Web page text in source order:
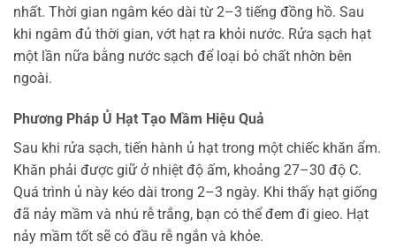
nhất. Thời gian ngâm kéo dài từ 2–3 tiếng đồng hồ. Sau
khi ngâm đủ thời gian, vớt hạt ra khỏi nước. Rửa sạch hạt
một lần nữa bằng nước sạch để loại bỏ chất nhờn bên
ngoài.
Phương Pháp Ủ Hạt Tạo Mầm Hiệu Quả
Sau khi rửa sạch, tiến hành ủ hạt trong một chiếc khăn ẩm.
Khăn phải được giữ ở nhiệt độ ấm, khoảng 27–30 độ C.
Quá trình ủ này kéo dài trong 2–3 ngày. Khi thấy hạt giống
đã nảy mầm và nhú rễ trắng, bạn có thể đem đi gieo. Hạt
nảy mầm tốt sẽ có đầu rễ ngắn và khỏe.